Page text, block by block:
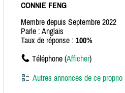
CONNIE FENG
Membre depuis Septembre 2022
Parle : Anglais
Taux de réponse : 100%
Téléphone (Afficher)
Autres annonces de ce proprio